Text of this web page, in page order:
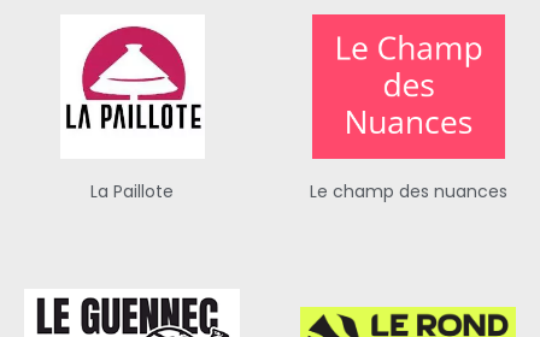
La Paillote Le champ des nuances